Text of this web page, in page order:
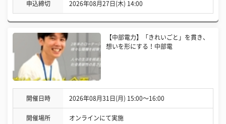
申込締切 2026年08月27日(木) 14:00
【中部電力】「きれいごと」を貫き、
想いを形にする！中部電
開催日時 2026年08月31日(月) 15:00〜16:00
開催場所 オンラインにて実施